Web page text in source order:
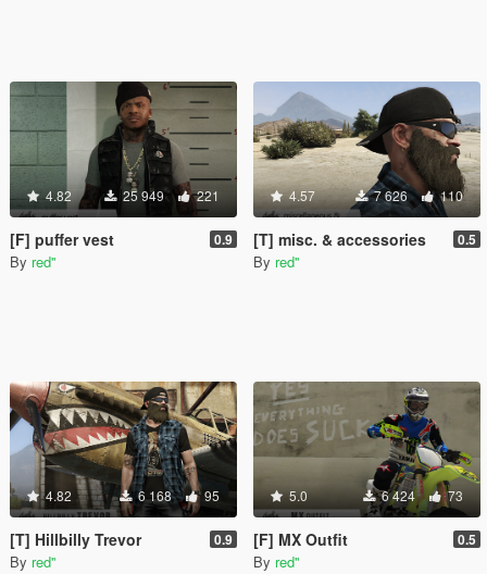
4.82 25 949 221
[F] puffer vest 0.9
By red''
4.57 7 626 110
[T] misc. & accessories 0.5
By red''
4.82 6 168 95
[T] Hillbilly Trevor 0.9
By red''
5.0 6 424 73
[F] MX Outfit 0.5
By red''